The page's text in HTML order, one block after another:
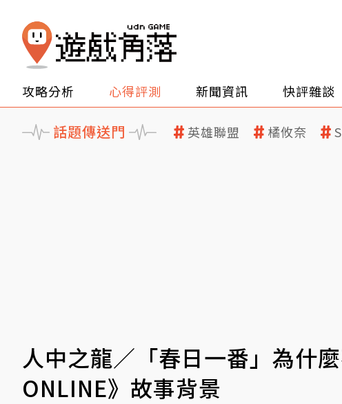
攻略分析 心得評測 新聞資訊 快評雜談
話題傳送門 英雄聯盟 橘攸奈
人中之龍／「春日一番」為什
ONLINE》故事背景